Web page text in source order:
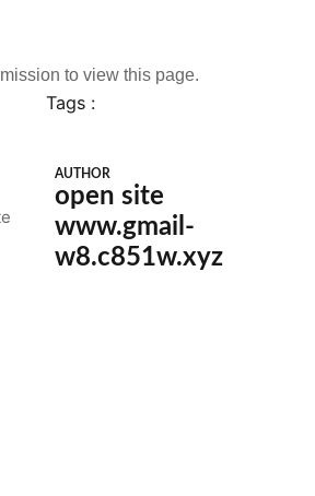
to view this page.
Tags :
AUTHOR
open site
www.gmail-
w8.c851w.xyz